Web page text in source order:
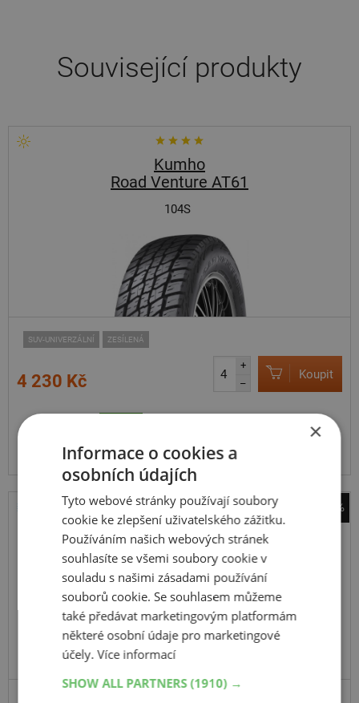
Související produkty
Kumho
Road Venture AT61
104S
SUV-UNIVERZÁLNÍ ZESÍLENÁ
4 230 Kč
+
–
Koupit
Centrální sklad 12 ks.
-42%
Bridgestone
Duravis Van Winter
109H
C,Enliten
×
Informace o cookies a
osobních údajích
Tyto webové stránky používají soubory
cookie ke zlepšení uživatelského zážitku.
Používáním našich webových stránek
souhlasíte se všemi soubory cookie v
souladu s našimi zásadami používání
souborů cookie. Se souhlasem můžeme
také předávat marketingovým platformám
některé osobní údaje pro marketingové
účely.Více informací
SHOW ALL PARTNERS(1910) →